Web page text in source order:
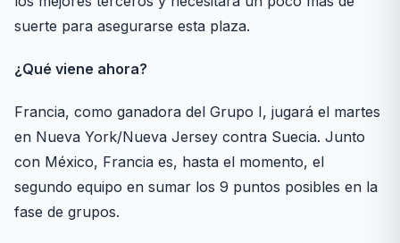
suerte para asegurarse esta plaza.
¿Qué viene ahora?
Francia, como ganadora del Grupo I, jugará el martes
en Nueva York/Nueva Jersey contra Suecia. Junto
con México, Francia es, hasta el momento, el
segundo equipo en sumar los 9 puntos posibles en la
fase de grupos.